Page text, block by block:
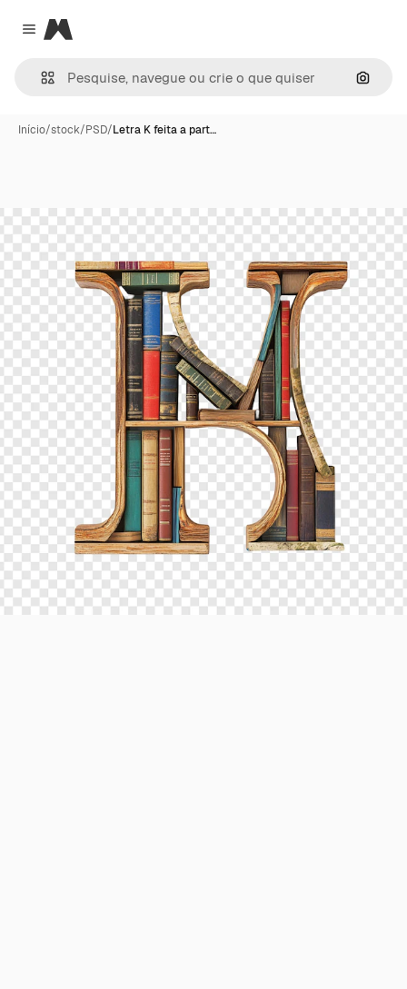
Close menu
Magnific
Início/stock/PSD/Letra K feita a part…